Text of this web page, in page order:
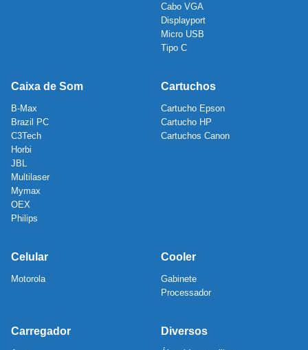
Cabo VGA
Displayport
Micro USB
Tipo C
Caixa de Som
B-Max
Brazil PC
C3Tech
Horbi
JBL
Multilaser
Mymax
OEX
Philips
Cartuchos
Cartucho Epson
Cartucho HP
Cartuchos Canon
Celular
Motorola
Cooler
Gabinete
Processador
Carregador Diversos